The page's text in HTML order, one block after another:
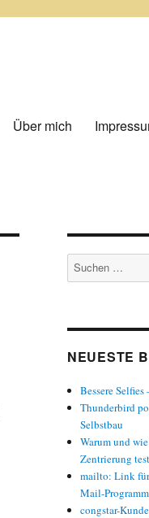
Über mich
ist völlig harmlos“
Suchen
nach:
NEUESTE
Bessere
Thunderbird
Selbstbau
Warum und
Zentrierung
mailto: Link
Mail-
congstar-